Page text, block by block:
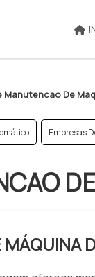
Manutencao De
Empresas